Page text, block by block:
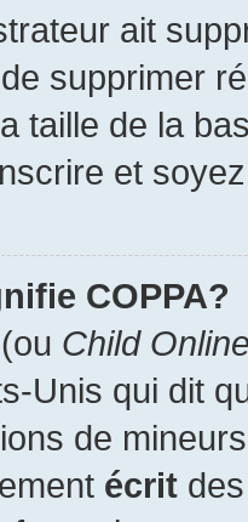
ait
supprimer
taille de la
et
COPPA?
Child
Unis qui dit
de
écrit